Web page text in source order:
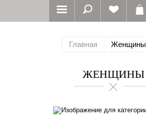
Главная Женщины
ЖЕНЩИНЫ